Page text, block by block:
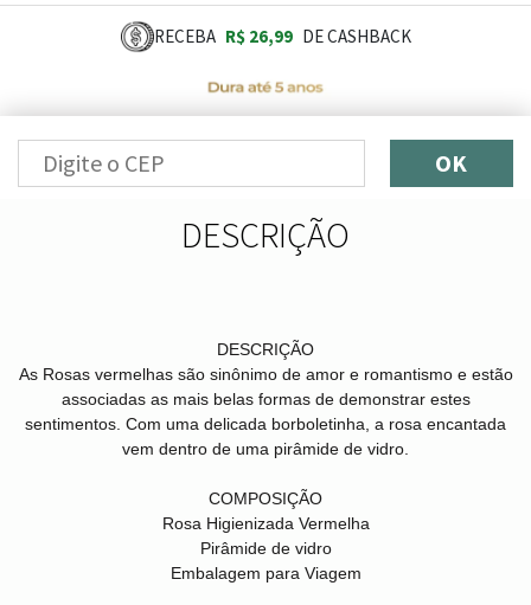
RECEBA R$ 26,99 DE CASHBACK
OK
DESCRIÇÃO
DESCRIÇÃO
As Rosas vermelhas são sinônimo de amor e romantismo e estão
associadas as mais belas formas de demonstrar estes
sentimentos. Com uma delicada borboletinha, a rosa encantada
vem dentro de uma pirâmide de vidro.
COMPOSIÇÃO
Rosa Higienizada Vermelha
Pirâmide de vidro
Embalagem para Viagem